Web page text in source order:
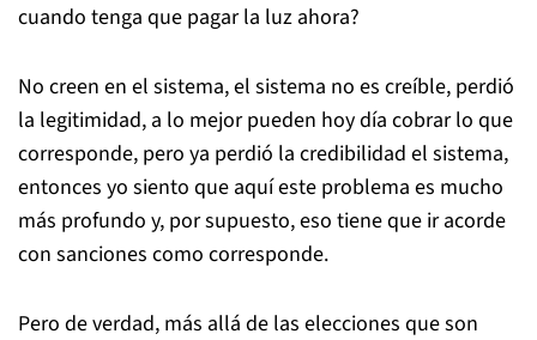
cuando tenga que pagar la luz ahora?
No creen en el sistema, el sistema no es creíble, perdió
la legitimidad, a lo mejor pueden hoy día cobrar lo que
corresponde, pero ya perdió la credibilidad el sistema,
entonces yo siento que aquí este problema es mucho
más profundo y, por supuesto, eso tiene que ir acorde
con sanciones como corresponde.
Pero de verdad, más allá de las elecciones que son